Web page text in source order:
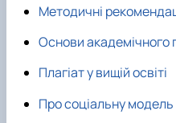
Методичні
Основи академічного
Плагіат у вищій освіті
Про соціальну модель